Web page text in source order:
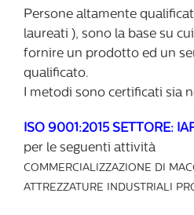
Persone altamente
laureati ), sono la base su
fornire un prodotto ed un
qualificato.
I metodi sono certificati sia
ISO 9001:2015 SETTORE:
per le seguenti attività
COMMERCIALIZZAZIONE DI
ATTREZZATURE INDUSTRIALI